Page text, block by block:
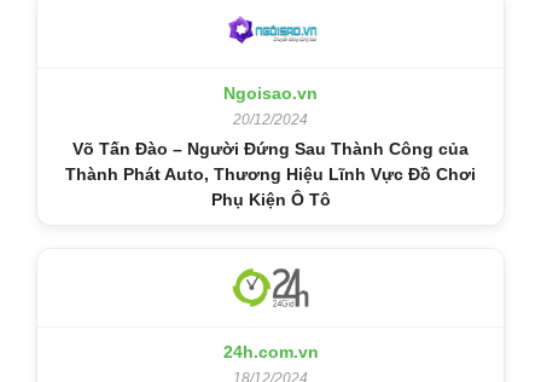
Ngoisao.vn
20/12/2024
Võ Tấn Đào – Người Đứng Sau Thành Công của
Thành Phát Auto, Thương Hiệu Lĩnh Vực Đồ Chơi
Phụ Kiện Ô Tô
24h.com.vn